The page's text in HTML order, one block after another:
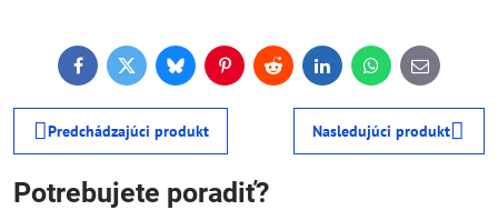
FacebookTwitterBlueskyPinterestReddit LinkedInWhatsApp
E-
mail
Predchádzajúci produkt Nasledujúci produkt
Potrebujete poradiť?